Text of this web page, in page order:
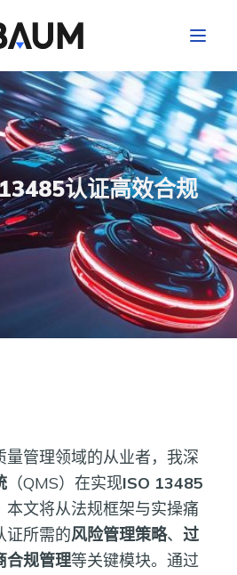
认证高效合规
管理领域的从业者，我深
（QMS）在实现ISO 13485
本文将从法规框架与实操痛
证所需的风险管理策略、 过
合规管理等关键模块。通过